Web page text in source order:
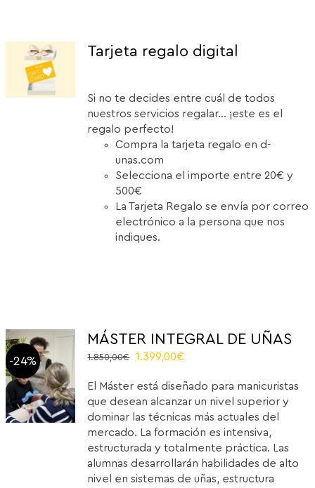
Tarjeta regalo digital
Si no te decides entre cuál de todos
nuestros servicios regalar... ¡este es el
regalo perfecto!
Compra la tarjeta regalo en d-
unas.com
Selecciona el importe entre 20€ y
500€
La Tarjeta Regalo se envía por correo
electrónico a la persona que nos
indiques.
-24%
MÁSTER INTEGRAL DE UÑAS
1.850,00€
Original
was:
1.850,00€.
1.399,00€
is:
1.399,00€.
El Máster está diseñado para manicuristas
que desean alcanzar un nivel superior y
dominar las técnicas más actuales del
mercado. La formación es intensiva,
estructurada y totalmente práctica. Las
alumnas desarrollarán habilidades de alto
nivel en sistemas de uñas, estructura